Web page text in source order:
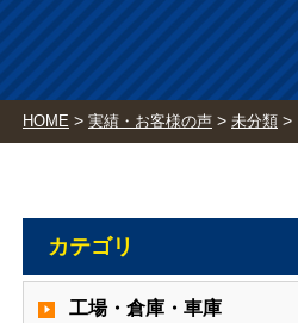
HOME > 実績・お客様の声 > 未分類 >
カテゴリ
工場・倉庫・車庫